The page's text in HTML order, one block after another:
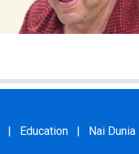
Education Nai Dunia